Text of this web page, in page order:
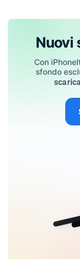
Nuovi
Con
sfondo